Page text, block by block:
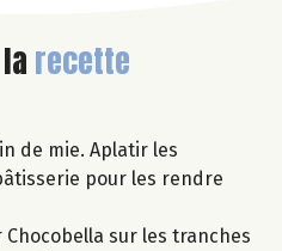
recette
de mie. Aplatir les
pour les rendre
sur les tranches